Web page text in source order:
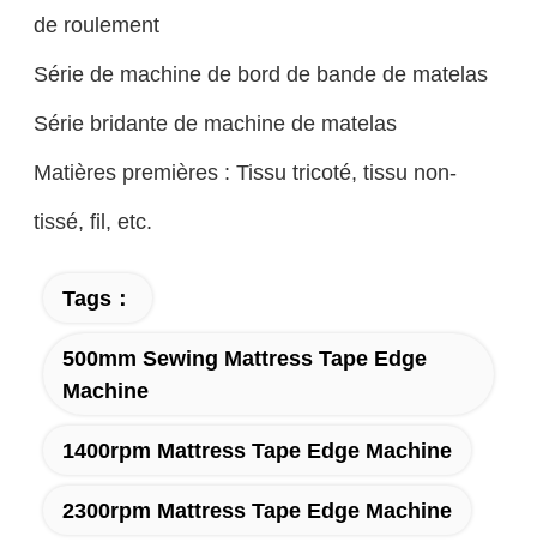
de roulement
Série de machine de bord de bande de matelas
Série bridante de machine de matelas
Matières premières : Tissu tricoté, tissu non-
tissé, fil, etc.
Tags：
500mm Sewing Mattress Tape Edge
Machine
1400rpm Mattress Tape Edge Machine
2300rpm Mattress Tape Edge Machine